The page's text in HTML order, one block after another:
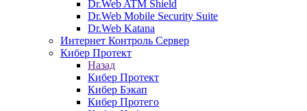
Dr.Web ATM Shield
Dr.Web Mobile Security Suite
Dr.Web Katana
Интернет Контроль Сервер
Кибер Протект
Назад
Кибер Протект
Кибер Бэкап
Кибер Протего